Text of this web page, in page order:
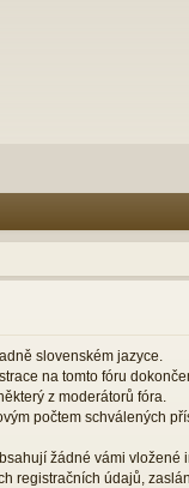
slovenském jazyce.
na tomto fóru
z moderátorů fóra.
počtem schválených
žádné vámi vložené
registračních údajů,